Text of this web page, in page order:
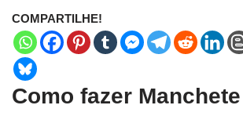
COMPARTILHE!
Como fazer